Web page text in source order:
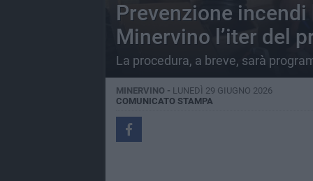
Prevenzione
Minervino l’iter del
La procedura, a breve, sarà
MINERVINO - LUNEDÌ 29 GIUGNO 2026
COMUNICATO STAMPA